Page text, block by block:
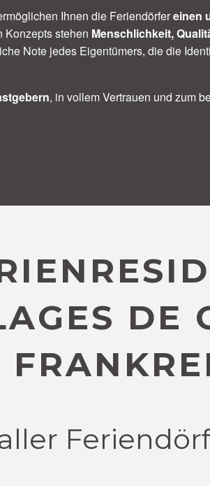
Ihnen die Feriendörfereinen
Konzepts stehen Menschlichkeit,
Note jedes Eigentümers, die die
, in vollem Vertrauen und zum
favoris
DE